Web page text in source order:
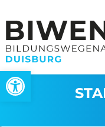
Werkzeugleiste öffnen